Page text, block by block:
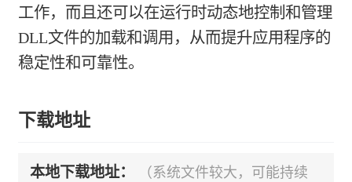
工作，而且还可以在运行时动态地控制和管理
DLL文件的加载和调用，从而提升应用程序的
稳定性和可靠性。
下载地址
本地下载地址：
（系统文件较大，可能持续